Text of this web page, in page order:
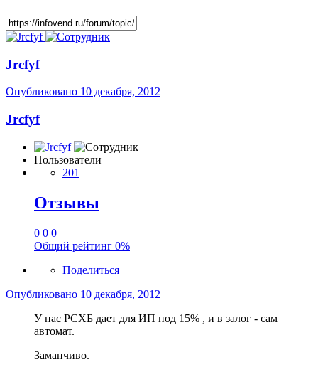
Jrcfyf
Опубликовано 10 декабря, 2012
Jrcfyf
Пользователи
201
Отзывы
0 0 0
Общий рейтинг 0%
Поделиться
Опубликовано 10 декабря, 2012
У нас РСХБ дает для ИП под 15% , и в залог - сам
автомат.
Заманчиво.